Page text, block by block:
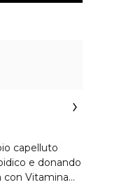
capelluto
e donando
con Vitamina